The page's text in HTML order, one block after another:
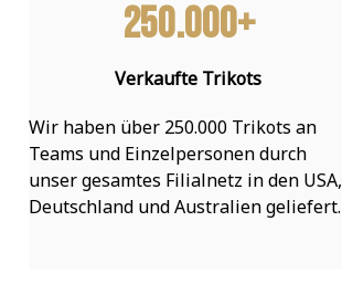
250.000+
Verkaufte Trikots
Wir haben über 250.000 Trikots an
Teams und Einzelpersonen durch
unser gesamtes Filialnetz in den USA,
Deutschland und Australien geliefert.